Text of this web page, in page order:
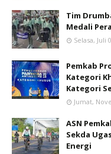
Tim
Medali
Selasa, Juli
Pemkab
Kategori
Kategori
Jumat,
ASN
Sekda
Energi